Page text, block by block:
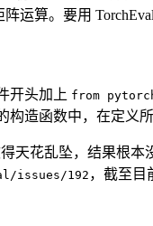
运算。要用
开头加上 from
构造函数中，在定义
天花乱坠，结果根
issues/192 ，截至目